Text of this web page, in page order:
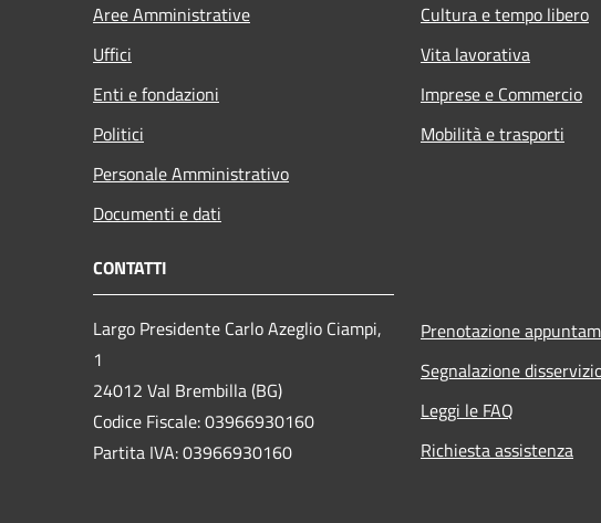
Aree Amministrative
Uffici
Enti e fondazioni
Politici
Personale Amministrativo
Documenti e dati
Cultura e tempo libero
Vita lavorativa
Imprese e Commercio
Mobilità e trasporti
CONTATTI
Largo Presidente Carlo Azeglio Ciampi,
1
24012 Val Brembilla (BG)
Codice Fiscale: 03966930160
Partita IVA: 03966930160
Prenotazione
Segnalazione
Leggi le FAQ
Richiesta assistenza